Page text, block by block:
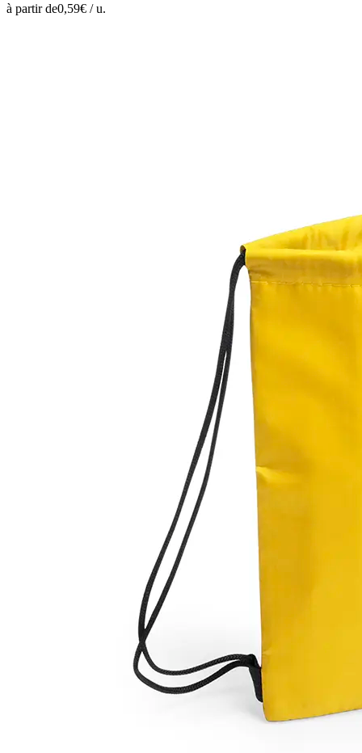
à partir de0,59€ /u.